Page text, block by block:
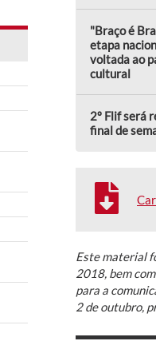
"Braço é
etapa
voltada ao
cultural
2º Flif será
final de
Este material
2018, bem
para a
2 de outubro,